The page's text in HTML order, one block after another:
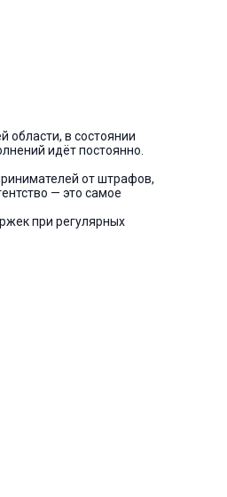
области, в состоянии
идёт постоянно.
от штрафов,
— это самое
при регулярных